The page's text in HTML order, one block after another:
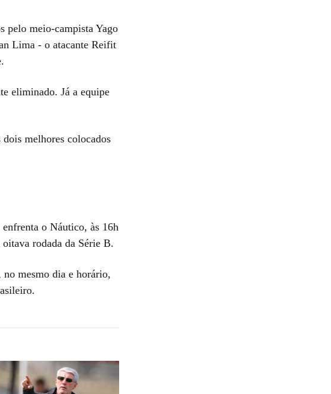
pelo meio-campista Yago
Lima - o atacante Reifit
eliminado. Já a equipe
melhores colocados
o Náutico, às 16h
rodada da Série B.
mesmo dia e horário,